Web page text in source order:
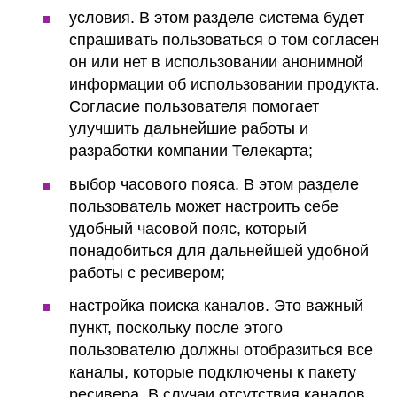
условия. В этом разделе система будет
спрашивать пользоваться о том согласен
он или нет в использовании анонимной
информации об использовании продукта.
Согласие пользователя помогает
улучшить дальнейшие работы и
разработки компании Телекарта;
выбор часового пояса. В этом разделе
пользователь может настроить себе
удобный часовой пояс, который
понадобиться для дальнейшей удобной
работы с ресивером;
настройка поиска каналов. Это важный
пункт, поскольку после этого
пользователю должны отобразиться все
каналы, которые подключены к пакету